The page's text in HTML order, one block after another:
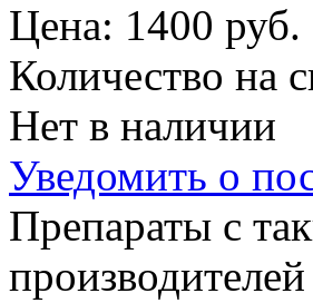
Цена: 1400 руб.
Количество на
Нет в наличии
Уведомить о
Препараты с
производителей